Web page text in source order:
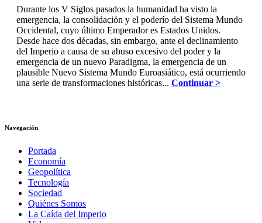
Durante los V Siglos pasados la humanidad ha visto la
emergencia, la consolidación y el poderío del Sistema Mundo
Occidental, cuyo último Emperador es Estados Unidos.
Desde hace dos décadas, sin embargo, ante el declinamiento
del Imperio a causa de su abuso excesivo del poder y la
emergencia de un nuevo Paradigma, la emergencia de un
plausible Nuevo Sistema Mundo Euroasiático, está ocurriendo
una serie de transformaciones históricas... Continuar >
Navegación
Portada
Economía
Geopolítica
Tecnología
Sociedad
Quiénes Somos
La Caída del Imperio